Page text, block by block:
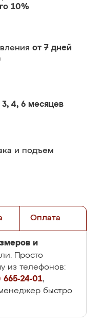
10%
от 7 дней
3, 4, 6 месяцев
и подъем
Оплата
и
Просто
из телефонов:
665-24-01,
быстро